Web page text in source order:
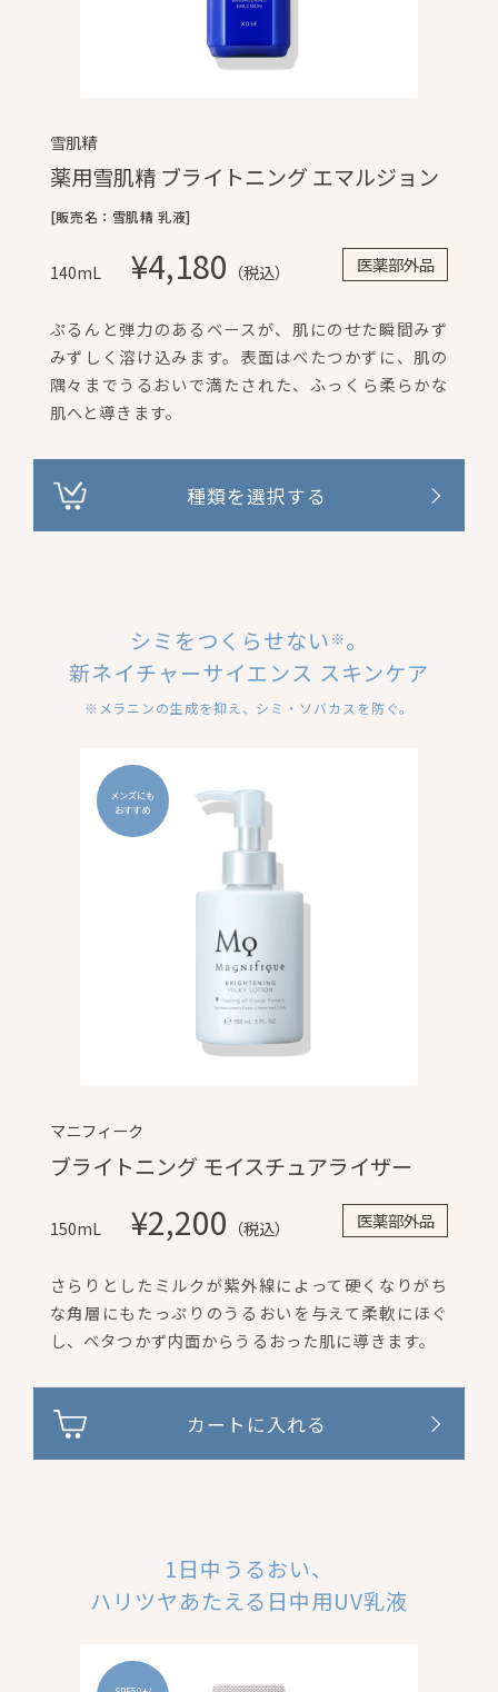
雪肌精
薬用雪肌精 ブライトニング エマルジョン
[販売名：雪肌精 乳液]
140mL ¥4,180 （税込） 医薬部外品
ぷるんと弾力のあるベースが、肌にのせた瞬間みず
みずしく溶け込みます。表面はべたつかずに、肌の
隅々までうるおいで満たされた、ふっくら柔らかな
肌へと導きます。
種類を選択する
シミをつくらせない ※。
新ネイチャーサイエンス スキンケア
※メラニンの生成を抑え、シミ・ソバカスを防ぐ。
メンズにも
おすすめ
マニフィーク
ブライトニング モイスチュアライザー
150mL ¥2,200 （税込） 医薬部外品
さらりとしたミルクが紫外線によって硬くなりがち
な角層にもたっぷりのうるおいを与えて柔軟にほぐ
し、ベタつかず内面からうるおった肌に導きます。
カートに入れる
1日中うるおい、
ハリツヤあたえる日中用UV乳液